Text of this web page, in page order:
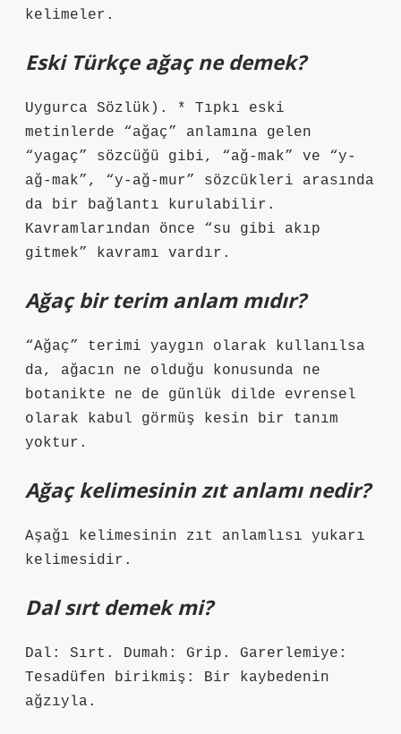
kelimeler.
Eski Türkçe ağaç ne demek?
Uygurca Sözlük). * Tıpkı eski
metinlerde “ağaç” anlamına gelen
“yagaç” sözcüğü gibi, “ağ-mak” ve “y-
ağ-mak”, “y-ağ-mur” sözcükleri arasında
da bir bağlantı kurulabilir.
Kavramlarından önce “su gibi akıp
gitmek” kavramı vardır.
Ağaç bir terim anlam mıdır?
“Ağaç” terimi yaygın olarak kullanılsa
da, ağacın ne olduğu konusunda ne
botanikte ne de günlük dilde evrensel
olarak kabul görmüş kesin bir tanım
yoktur.
Ağaç kelimesinin zıt anlamı nedir?
Aşağı kelimesinin zıt anlamlısı yukarı
kelimesidir.
Dal sırt demek mi?
Dal: Sırt. Dumah: Grip. Garerlemiye:
Tesadüfen birikmiş: Bir kaybedenin
ağzıyla.